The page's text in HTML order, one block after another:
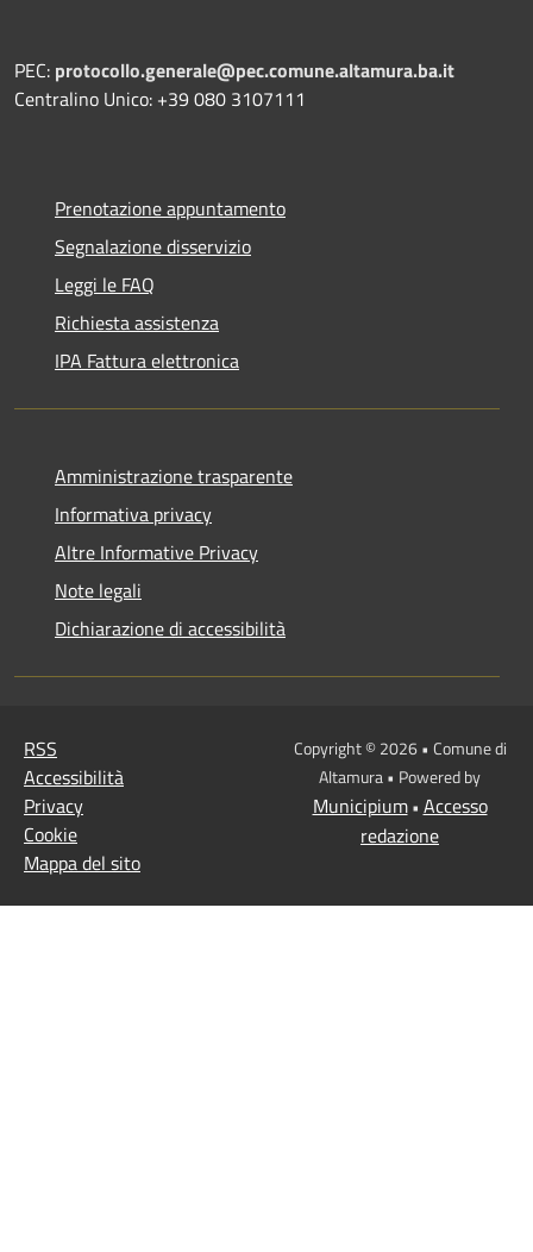
PEC: protocollo.generale@pec.comune.altamura.ba.it
Centralino Unico: +39 080 3107111
Prenotazione appuntamento
Segnalazione disservizio
Leggi le FAQ
Richiesta assistenza
IPA Fattura elettronica
Amministrazione trasparente
Informativa privacy
Altre Informative Privacy
Note legali
Dichiarazione di accessibilità
RSS
Accessibilità
Privacy
Cookie
Mappa del sito
Copyright © 2026 • Comune di
Altamura • Powered by
Municipium• Accesso
redazione